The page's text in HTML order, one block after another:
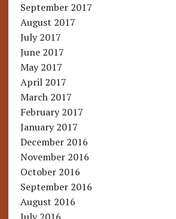
September 2017
August 2017
July 2017
June 2017
May 2017
April 2017
March 2017
February 2017
January 2017
December 2016
November 2016
October 2016
September 2016
August 2016